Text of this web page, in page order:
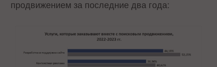
продвижением за последние два года: